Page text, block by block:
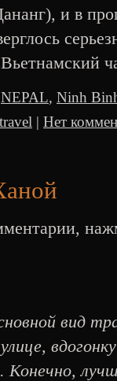
и в
NEPAL, Ninh
| Нет
вид
Конечно,